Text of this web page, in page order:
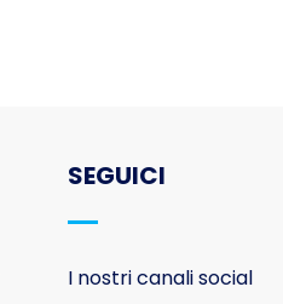
SEGUICI
I nostri canali social